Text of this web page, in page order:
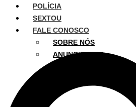
POLÍCIA
SEXTOU
FALE CONOSCO
SOBRE NÓS
ANUNCIE AQUI